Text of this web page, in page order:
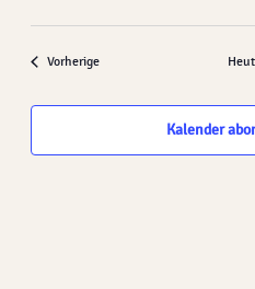
VorherigeVeranstaltungen
Kalender